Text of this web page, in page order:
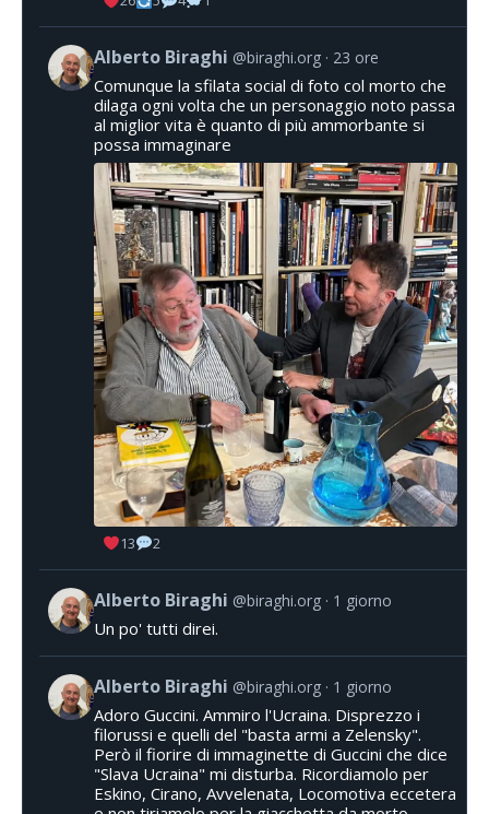
Alberto Biraghi @biraghi.org 23 ore
Comunque la sfilata social di foto col morto che
dilaga ogni volta che un personaggio noto passa
al miglior vita è quanto di più ammorbante si
possa immaginare
13 2
Alberto Biraghi @biraghi.org 1 giorno
Un po' tutti direi.
Alberto Biraghi @biraghi.org 1 giorno
Adoro Guccini. Ammiro l'Ucraina. Disprezzo i
filorussi e quelli del "basta armi a Zelensky".
Però il fiorire di immaginette di Guccini che dice
"Slava Ucraina" mi disturba. Ricordiamolo per
Eskino, Cirano, Avvelenata, Locomotiva eccetera